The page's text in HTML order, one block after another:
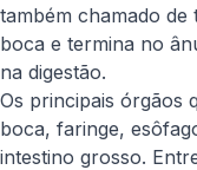
também chamado
boca e termina no
na digestão.
Os principais órgãos
boca, faringe,
intestino grosso.